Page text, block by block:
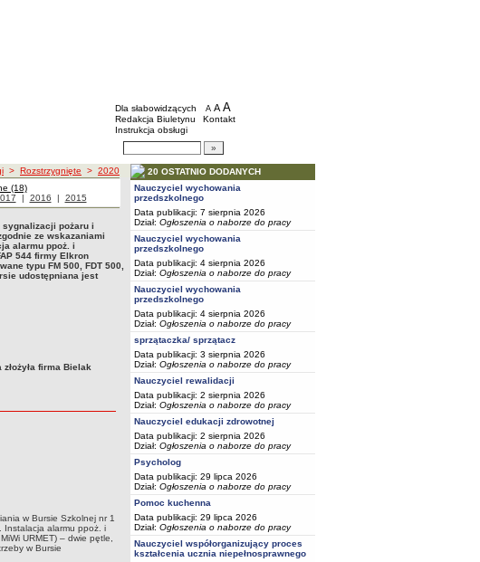
BIP - Szkoły i placówki wychowawcze
Menu dodatkowe
Dla słabowidzących A pomniejsz czcionkę
A standardowy rozmiar czcionki
A
Redakcja Biuletynu
Kontakt
Instrukcja obsługi
Wyszukiwarka artykułów
> Rozstrzygnięte > 2020
(18)
roku z roku
| Przetargi z roku
2016 | Przetargi z roku
2015
sygnalizacji pożaru i
ze wskazaniami
alarmu ppoż. i
544 firmy Elkron
typu FM 500, FDT 500,
udostępniana jest
firma Bielak
w Bursie Szkolnej nr 1
Instalacja alarmu ppoż. i
URMET) – dwie pętle,
w Bursie
20 OSTATNIO DODANYCH
Nauczyciel wychowania
przedszkolnego
Data publikacji: 7 sierpnia 2026
Dział: Ogłoszenia o naborze do pracy
Nauczyciel wychowania
przedszkolnego
Data publikacji: 4 sierpnia 2026
Dział: Ogłoszenia o naborze do pracy
Nauczyciel wychowania
przedszkolnego
Data publikacji: 4 sierpnia 2026
Dział: Ogłoszenia o naborze do pracy
sprzątaczka/ sprzątacz
Data publikacji: 3 sierpnia 2026
Dział: Ogłoszenia o naborze do pracy
Nauczyciel rewalidacji
Data publikacji: 2 sierpnia 2026
Dział: Ogłoszenia o naborze do pracy
Nauczyciel edukacji zdrowotnej
Data publikacji: 2 sierpnia 2026
Dział: Ogłoszenia o naborze do pracy
Psycholog
Data publikacji: 29 lipca 2026
Dział: Ogłoszenia o naborze do pracy
Pomoc kuchenna
Data publikacji: 29 lipca 2026
Dział: Ogłoszenia o naborze do pracy
Nauczyciel współorganizujący proces
kształcenia ucznia niepełnosprawnego